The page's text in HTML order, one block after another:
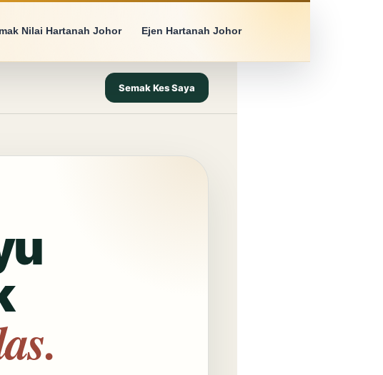
Nilai Hartanah Johor Ejen Hartanah Johor
Semak Kes Saya